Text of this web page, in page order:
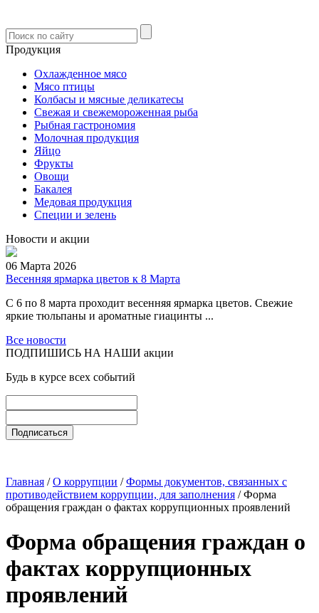
Продукция
Охлажденное мясо
Мясо птицы
Колбасы и мясные деликатесы
Свежая и свежемороженная рыба
Рыбная гастрономия
Молочная продукция
Яйцо
Фрукты
Овощи
Бакалея
Медовая продукция
Специи и зелень
Новости и акции
06 Марта 2026
Весенняя ярмарка цветов к 8 Марта
С 6 по 8 марта проходит весенняя ярмарка цветов. Свежие
яркие тюльпаны и ароматные гиацинты ...
Все новости
ПОДПИШИСЬ НА НАШИ акции
Будь в курсе всех событий
Главная /О коррупции /Формы документов, связанных с
противодействием коррупции, для заполнения / Форма
обращения граждан о фактах коррупционных проявлений
Форма обращения граждан о
фактах коррупционных
проявлений